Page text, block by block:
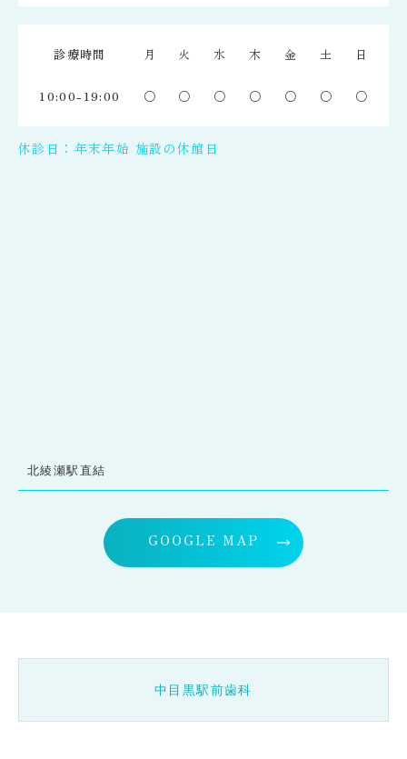
診療時間 月 火 水 木 金 土 日
10:00-19:00 〇 〇 〇 〇 〇 〇 〇
休診日：年末年始 施設の休館日
北綾瀬駅直結
GOOGLE MAP
中目黒駅前歯科